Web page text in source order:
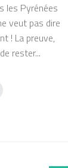
les Pyrénées
veut pas dire
! La preuve,
rester...